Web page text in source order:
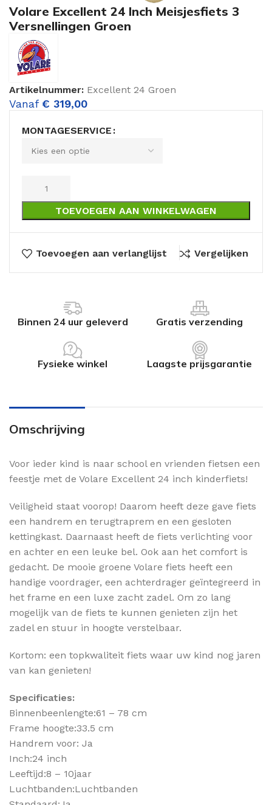
Volare Excellent 24 Inch Meisjesfiets 3
Versnellingen Groen
Artikelnummer: Excellent 24 Groen
Vanaf € 319,00
MONTAGESERVICE
TOEVOEGEN AAN WINKELWAGEN
Toevoegen aan verlanglijst Vergelijken
Binnen 24 uur geleverd Gratis verzending
Fysieke winkel Laagste prijsgarantie
Omschrijving
Voor ieder kind is naar school en vrienden fietsen een
feestje met de Volare Excellent 24 inch kinderfiets!
Veiligheid staat voorop! Daarom heeft deze gave fiets
een handrem en terugtraprem en een gesloten
kettingkast. Daarnaast heeft de fiets verlichting voor
en achter en een leuke bel. Ook aan het comfort is
gedacht. De mooie groene Volare fiets heeft een
handige voordrager, een achterdrager geïntegreerd in
het frame en een luxe zacht zadel. Om zo lang
mogelijk van de fiets te kunnen genieten zijn het
zadel en stuur in hoogte verstelbaar.
Kortom: een topkwaliteit fiets waar uw kind nog jaren
van kan genieten!
Specificaties:
Binnenbeenlengte:61 – 78 cm
Frame hoogte:33.5 cm
Handrem voor: Ja
Inch:24 inch
Leeftijd:8 – 10jaar
Luchtbanden:Luchtbanden